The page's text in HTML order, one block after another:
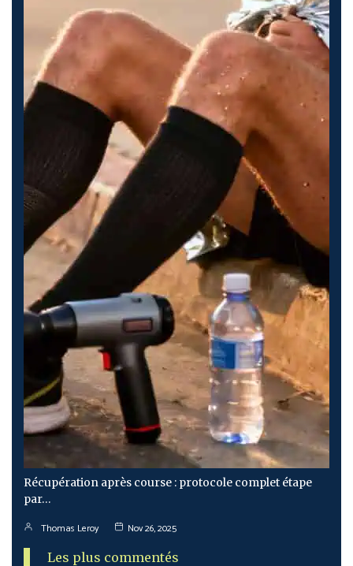
Récupération après course : protocole complet étape
par…
Thomas Leroy Nov 26, 2025
Les plus commentés